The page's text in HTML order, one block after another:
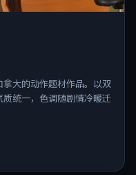
大的动作题材作品。以双
统一，色调随剧情冷暖迁